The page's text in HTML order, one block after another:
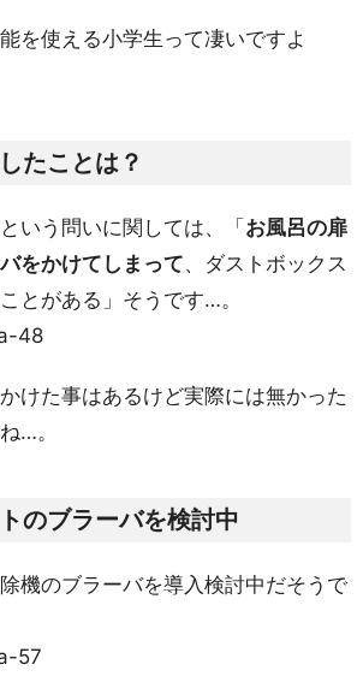
を使える小学生って凄いですよ
たことは？
いう問いに関しては、「お風呂の扉
をかけてしまって、ダストボックス
とがある」そうです…。
けた事はあるけど実際には無かった
…。
のブラーバを検討中
機のブラーバを導入検討中だそうで